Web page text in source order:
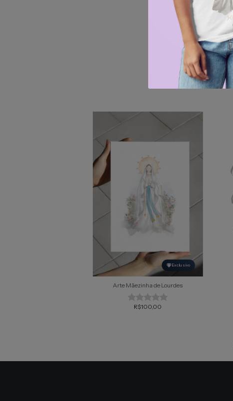
Exclusivo
Arte Mãezinha de Lourdes
R$100,00